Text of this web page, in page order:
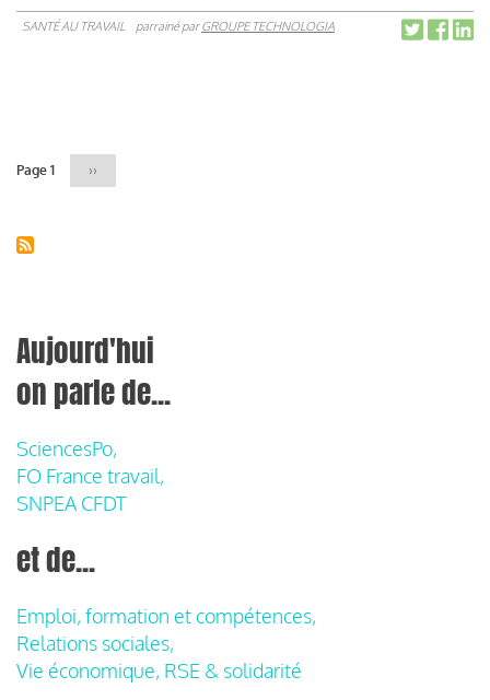
SANTÉ AU TRAVAIL parrainé parGROUPE TECHNOLOGIA
Page 1
Page
››
Aujourd'hui
on parle de...
SciencesPo,
FO France travail,
SNPEA CFDT
et de...
Emploi, formation et compétences,
Relations sociales,
Vie économique, RSE & solidarité